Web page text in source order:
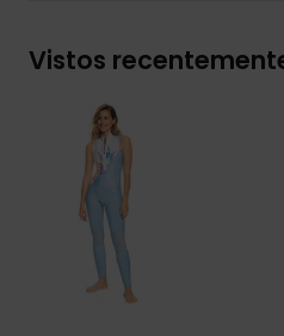
Vistos